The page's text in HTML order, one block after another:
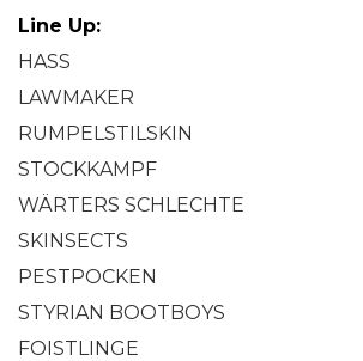
Line Up:
HASS
LAWMAKER
RUMPELSTILSKIN
STOCKKAMPF
WÄRTERS SCHLECHTE
SKINSECTS
PESTPOCKEN
STYRIAN BOOTBOYS
FOISTLINGE